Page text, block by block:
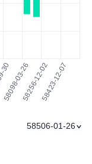
58506-01-26